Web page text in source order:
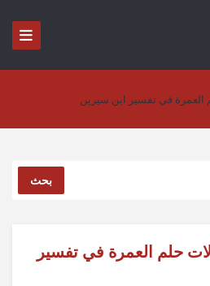
العمرة في تفسير ابن سيرين
بحث
حلم العمرة في تفسير